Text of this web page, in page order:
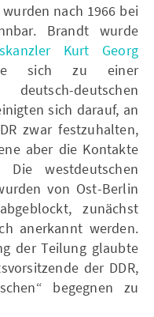
nach 1966 bei
Brandt wurde
Kurt Georg
sich zu einer
deutschen
sich darauf, an
zwar festzuhalten,
aber die Kontakte
westdeutschen
von Ost-Berlin
zunächst
anerkannt werden.
der Teilung glaubte
der DDR,
begegnen zu